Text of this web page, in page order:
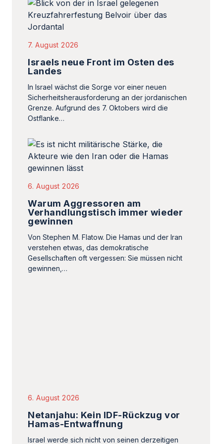
7. August 2026
Israels neue Front im Osten des
Landes
In Israel wächst die Sorge vor einer neuen
Sicherheitsherausforderung an der jordanischen
Grenze. Aufgrund des 7. Oktobers wird die
Ostflanke…
6. August 2026
Warum Aggressoren am
Verhandlungstisch immer wieder
gewinnen
Von Stephen M. Flatow. Die Hamas und der Iran
verstehen etwas, das demokratische
Gesellschaften oft vergessen: Sie müssen nicht
gewinnen,…
6. August 2026
Netanjahu: Kein IDF-Rückzug vor
Hamas-Entwaffnung
Israel werde sich nicht von seinen derzeitigen